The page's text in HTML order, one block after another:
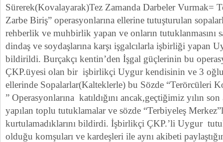
Sürerek(Kovalayarak)Tez Zamanda Darbeler Vurmak=
Zarbe Biriş” operasyonlarına ellerine tutuşturulan
rehberlik ve muhbirlik yapan ve onların tutuklanmasını
dindaş ve soydaşlarına karşı işgalcılarla işbirliği yapan
bildirildi. Burçakçı kentin’den İşgal güçlerinin bu
ÇKP.üyesi olan bir işbirlikçi Uygur kendisinin ve 3
ellerinde Sopalarlar(Kalteklerle) bu Sözde “Terörcüleri
” Operasyonlarına katıldığını ancak,geçtiğimiz yılın
yapılan toplu tutuklamalar ve sözde “Terbiyeleş
kurtulamadıklarını bildirdi. İşbirlikçi ÇKP.’li Uygur
olduğu komşuları ve kardeşleri ile aynı akibeti